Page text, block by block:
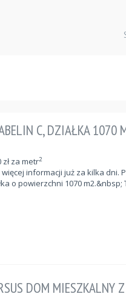
C, DZIAŁKA 1070
zł za metr2
informacji już za kilka dni.
o powierzchni 1070
DOM MIESZKALNY